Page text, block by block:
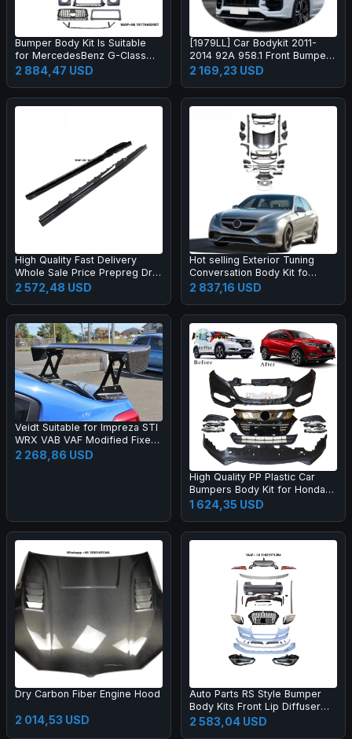
Bumper Body Kit Is Suitable
for MercedesBenz G-Class
W464 to W465 G63 OLD to
2 884,47 USD
[1979LL] Car Bodykit 2011-
2014 92A 958.1 Front Bumper
Upgrade to 2024 2025 Turbo
GT Style Body Kit for Cayenne
2 169,23 USD
High Quality Fast Delivery
Whole Sale Price Prepreg Dry
Carbon Fiber Performance
Side Skirts for R8 2019-2023
2 572,48 USD
Hot selling Exterior Tuning
Conversation Body Kit fo
2009-2012 Auto Parts Car
2 837,16 USD
Veidt Suitable for Impreza STI
WRX VAB VAF Modified Fixed
Wing EUR Model Carbon Fiber
GT Large Spoiler
2 268,86 USD
High Quality PP Plastic Car
Bumpers Body Kit for Honda
2015 HRV Vezel Upgrade 20
1 624,35 USD
Dry Carbon Fiber Engine Hood
2 014,53 USD
Auto Parts RS Style Bumper
Body Kits Front Lip Diffuser
Side Skirts Headlights
Taillights Bumper Body Kit for
2 583,04 USD